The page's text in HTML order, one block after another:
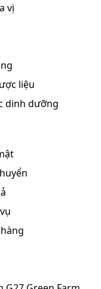
vị
liệu
dinh dưỡng